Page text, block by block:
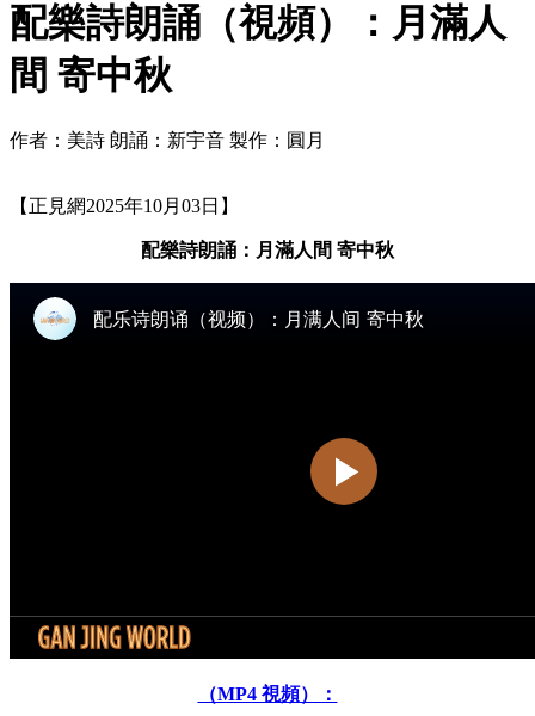
配樂詩朗誦（視頻）：月滿人
間 寄中秋
作者：美詩 朗誦：新宇音 製作：圓月
【正見網2025年10月03日】
配樂詩朗誦：月滿人間 寄中秋
（MP4 視頻）：